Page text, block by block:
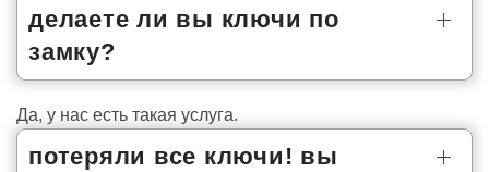
делаете ли вы ключи по
замку?
Да, у нас есть такая услуга.
потеряли все ключи! вы